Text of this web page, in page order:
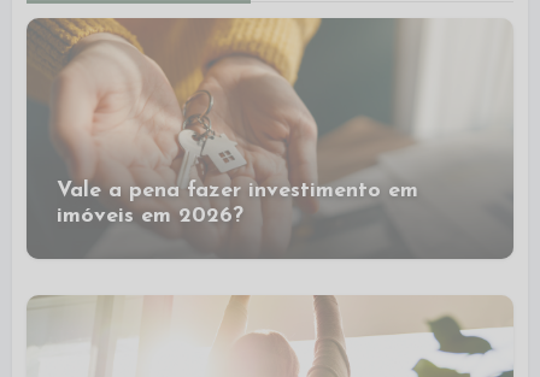
Vale a pena fazer investimento em
imóveis em 2026?